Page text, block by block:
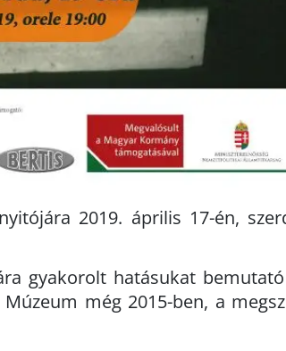
2019. április 17-én,
gyakorolt hatásukat
még 2015-ben, a